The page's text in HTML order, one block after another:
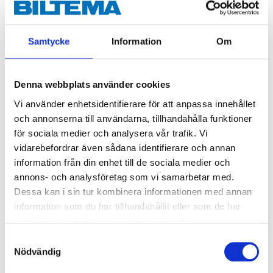
Samtycke Information Om
Denna webbplats använder cookies
Vi använder enhetsidentifierare för att anpassa innehållet
och annonserna till användarna, tillhandahålla funktioner
för sociala medier och analysera vår trafik. Vi
vidarebefordrar även sådana identifierare och annan
information från din enhet till de sociala medier och
annons- och analysföretag som vi samarbetar med.
Dessa kan i sin tur kombinera informationen med annan
information som du har tillhandahållit eller som de har
Nödvändig
Lock till 47-0606, 47-0607, 47-
0608, 47-0609
Finns i lager i65varuhus
29
Köp & Hämta
Köp & Hämta i ditt varuhus inom 2 timmar! För mer information om